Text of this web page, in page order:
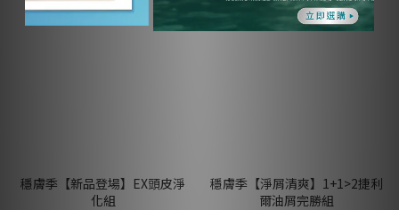
穩膚季【新品登場】EX頭皮淨
化組
穩膚季【淨屑清爽】1+1>2捷利
爾油屑完勝組